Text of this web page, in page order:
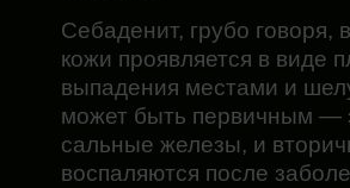
Себаденит, грубо
кожи проявляется в виде
выпадения местами и
может быть первичным —
сальные железы, и
воспаляются после